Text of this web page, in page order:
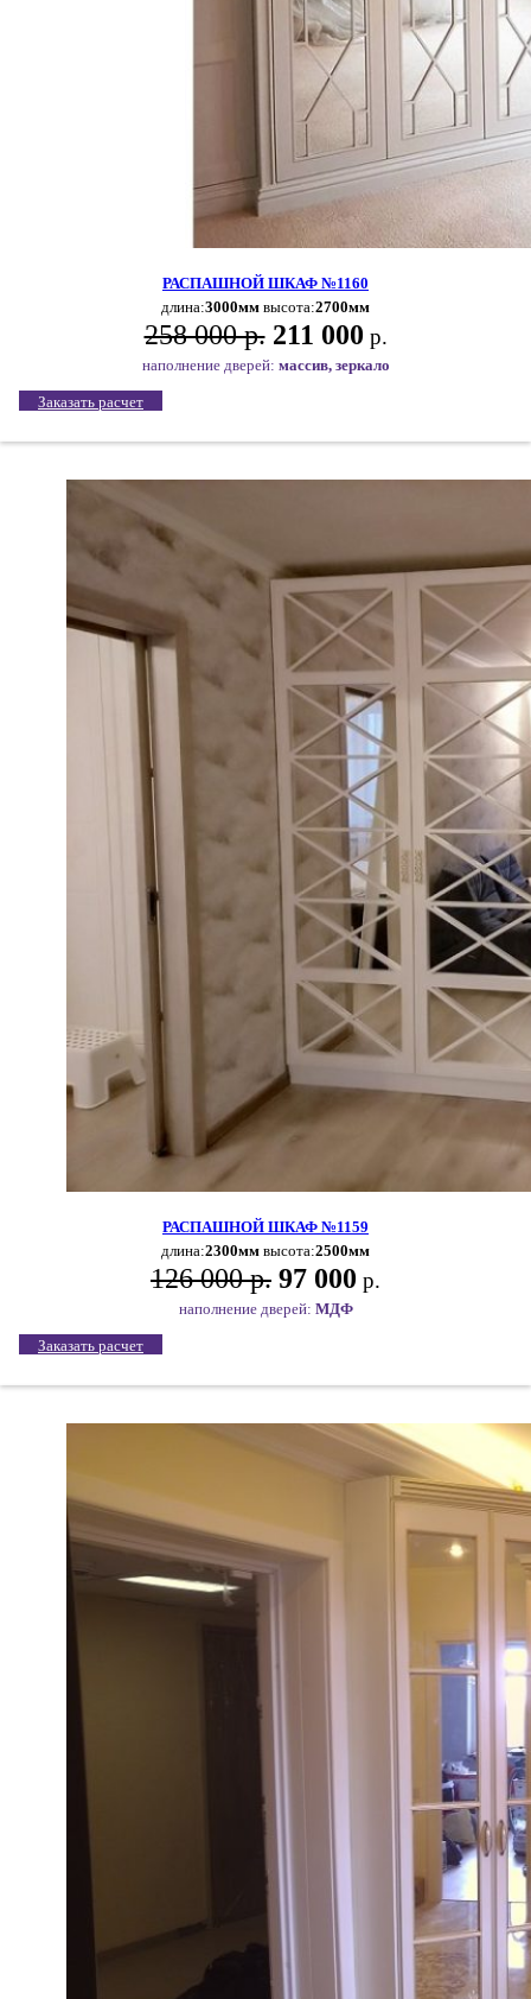
РАСПАШНОЙ ШКАФ №1160
длина:3000мм высота:2700мм
258 000 р.211 000 р.
наполнение дверей: массив, зеркало
Заказать расчет
РАСПАШНОЙ ШКАФ №1159
длина:2300мм высота:2500мм
126 000 р. 97 000 р.
наполнение дверей: МДФ
Заказать расчет